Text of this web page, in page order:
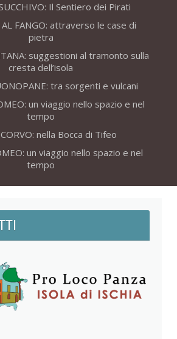
Il Sentiero dei Pirati
AL FANGO: attraverso le case di
pietra
suggestioni al tramonto sulla
cresta dell’isola
tra sorgenti e vulcani
un viaggio nello spazio e nel
tempo
nella Bocca di Tifeo
un viaggio nello spazio e nel
tempo